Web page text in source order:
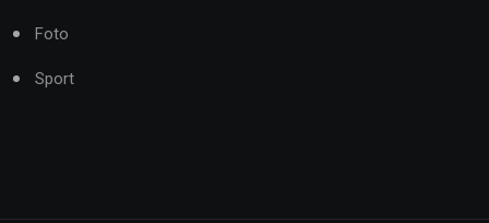
Foto
Sport